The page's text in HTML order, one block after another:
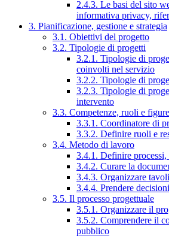
2.4.3. Le basi del sito
informativa privacy,
3. Pianificazione, gestione e strategia
3.1. Obiettivi del progetto
3.2. Tipologie di progetti
3.2.1. Tipologie di
coinvolti nel servizio
3.2.2. Tipologie di
3.2.3. Tipologie di
intervento
3.3. Competenze, ruoli e
3.3.1. Coordinatore di
3.3.2. Definire ruoli e
3.4. Metodo di lavoro
3.4.1. Definire
3.4.2. Curare la
3.4.3. Organizzare
3.4.4. Prendere decisioni
3.5. Il processo progettuale
3.5.1. Organizzare il
3.5.2. Comprendere il
pubblico